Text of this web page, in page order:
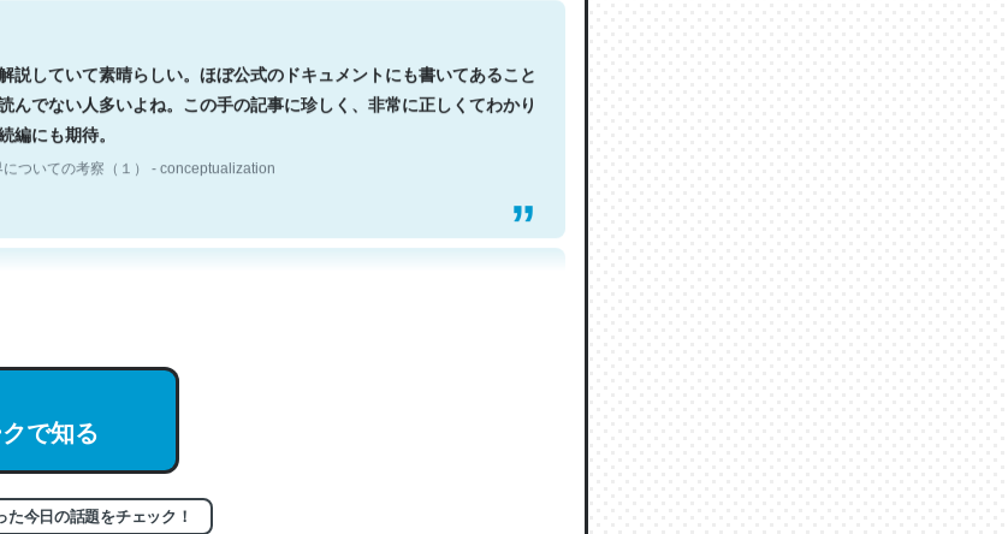
説していて素晴らしい。ほぼ公式のドキュメントにも書いてあること
んでない人多いよね。この手の記事に珍しく、非常に正しくてわかり
編にも期待。
ついての考察（１） - conceptualization
トークンだと英語小説100ページ分くらい。小説でいう「ずっと前
で知る
た今日の話題をチェック！